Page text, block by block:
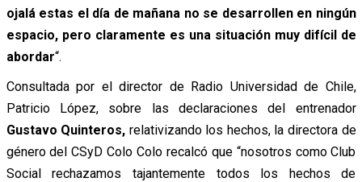
ojalá estas el día de mañana no se desarrollen en ningún
espacio, pero claramente es una situación muy difícil de
abordar“.
Consultada por el director de Radio Universidad de Chile,
Patricio López, sobre las declaraciones del entrenador
Gustavo Quinteros, relativizando los hechos, la directora de
género del CSyD Colo Colo recalcó que “nosotros como Club
Social rechazamos tajantemente todos los hechos de